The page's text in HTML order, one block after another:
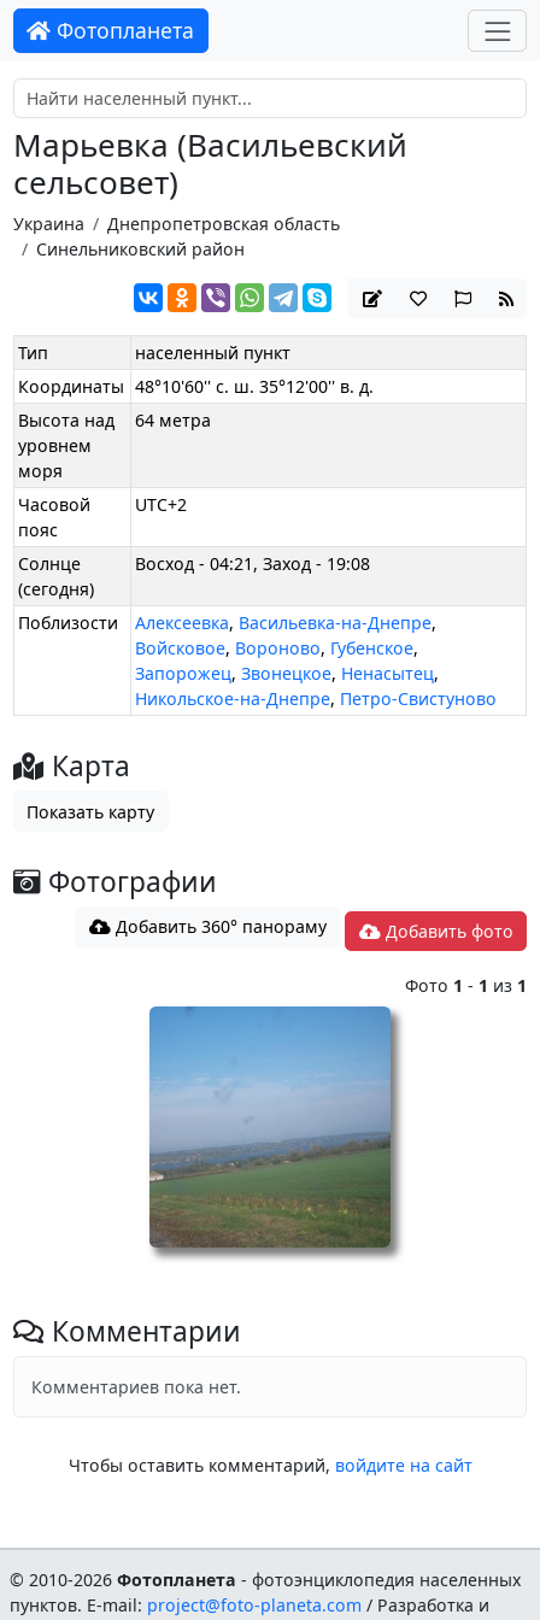
Фотопланета
Марьевка (Васильевский
сельсовет)
Украина
Днепропетровская область
Синельниковский район
Тип
населенный пункт
Координаты 48°10'60'' с. ш. 35°12'00'' в. д.
Высота над
уровнем
моря
64 метра
Часовой
пояс
UTC+2
Солнце
(сегодня)
Восход - 04:21, Заход - 19:08
Поблизости Алексеевка, Васильевка-на-Днепре,
Войсковое, Вороново, Губенское,
Запорожец,Звонецкое, Ненасытец,
Никольское-на-Днепре, Петро-Свистуново
Карта
Показать карту
Фотографии
Добавить 360° панораму Добавить фото
Фото 1 - 1 из 1
Комментарии
Комментариев пока нет.
Чтобы оставить комментарий, войдите на сайт
© 2010-2026Фотопланета - фотоэнциклопедия населенных
пунктов. E-mail: project@foto-planeta.com / Разработка и